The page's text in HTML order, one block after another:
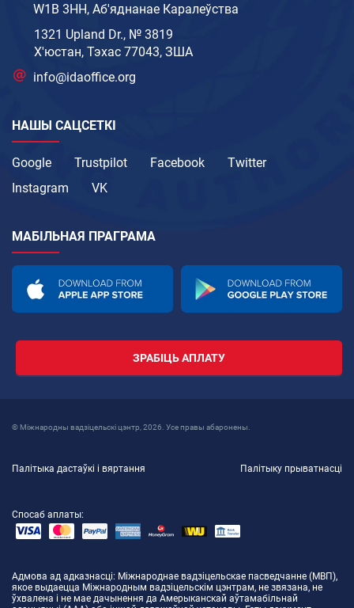
W1B 3HH, Аб'яднанае Каралеўства
1321 Upland Dr., № 3819
Х'юстан, Тэхас 77043, ЗША
info@idaoffice.org
НАШЫ САЦСЕТКІ
Google Trustpilot Facebook
Twitter
Instagram
VK
МАБІЛЬНАЯ ПРАГРАМА
ЗРАБІЦЬ АПЛАТУ
© Міжнародны вадзіцельскі цэнтр, 2026. Усе правы абаронены.
Палітыка дастаўкі і вяртання Палітыку прыватнасці
Спосаб аплаты:
Адмова ад адказнасці: Міжнароднае вадзіцельскае пасведчанне (МВП),
якое выдаецца Міжнародным вадзіцельскім цэнтрам, не звязана, не
ўхвалена і не мае дачынення да Амерыканскай аўтамабільнай